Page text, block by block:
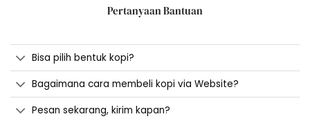
Pertanyaan Bantuan
Bisa pilih bentuk kopi?
Bagaimana cara membeli kopi via Website?
Pesan sekarang, kirim kapan?